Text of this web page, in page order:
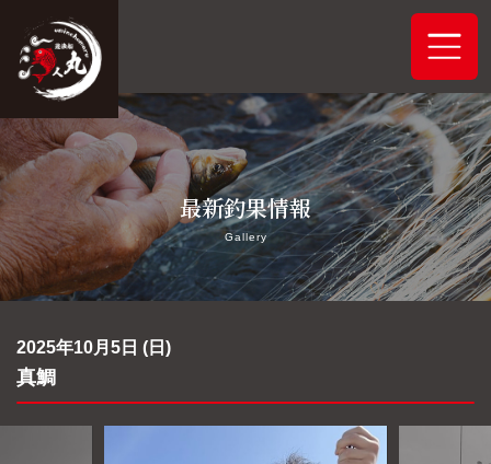
ホーム
システムご案内
最新釣果情報
船舶概要
最新釣果情報
Gallery
2025年10月5日 (日)
真鯛